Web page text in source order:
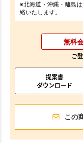
※北海道・沖縄・離島は
絡いたします。
無料
ご
提案書
ダウンロード
この